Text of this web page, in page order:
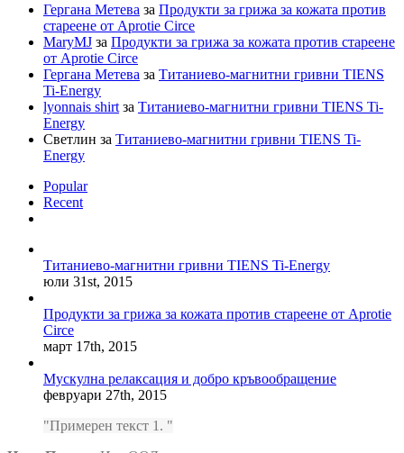
Гергана Метева за Продукти за грижа за кожата против
стареене от Aprotie Circe
MaryMJ за Продукти за грижа за кожата против стареене
от Aprotie Circe
Гергана Метева за Титаниево-магнитни гривни TIENS
Ti-Energy
lyonnais shirt за Титаниево-магнитни гривни TIENS Ti-
Energy
Светлин за Титаниево-магнитни гривни TIENS Ti-
Energy
Popular
Recent
Титаниево-магнитни гривни TIENS Ti-Energy
юли 31st, 2015
Продукти за грижа за кожата против стареене от Aprotie
Circe
март 17th, 2015
Мускулна релаксация и добро кръвообращение
февруари 27th, 2015
Примерен текст 1.